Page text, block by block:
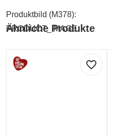
Produktbild (M378):
PRODUCT_IMAGE
Ähnliche Produkte
favorite_border